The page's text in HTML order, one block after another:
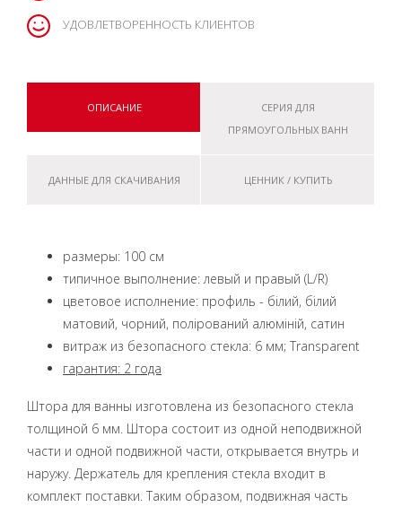
УДОВЛЕТВОРЕННОСТЬ КЛИЕНТОВ
ОПИСАНИЕ
СЕРИЯ ДЛЯ
ПРЯМОУГОЛЬНЫХ ВАНН
ДАННЫЕ ДЛЯ СКАЧИВАНИЯ ЦЕННИК / КУПИТЬ
размеры: 100 см
типичное выполнение: левый и правый (L/R)
цветовое исполнение: профиль - білий, білий
матовий, чорний, полірований алюміній, сатин
витраж из безопасного стекла: 6 мм; Transparent
гарантия: 2 года
Штора для ванны изготовлена ​​из безопасного стекла
толщиной 6 мм. Штора состоит из одной неподвижной
части и одной подвижной части, открывается внутрь и
наружу. Держатель для крепления стекла входит в
комплект поставки. Таким образом, подвижная часть